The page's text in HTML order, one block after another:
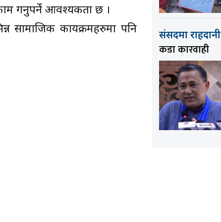
गर्नुपर्ने आवश्यकता छ ।
सामाजिक कार्यक्रमहरुमा पनि
संसदमा राहदानी
कडा कारवाही